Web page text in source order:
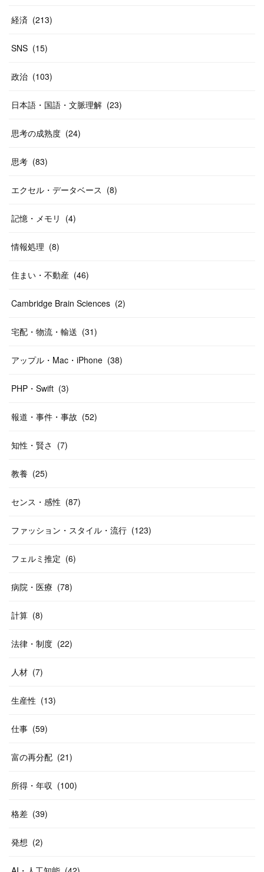
経済 (213)
SNS (15)
政治 (103)
日本語・国語・文脈理解 (23)
思考の成熟度 (24)
思考 (83)
エクセル・データベース (8)
記憶・メモリ (4)
情報処理 (8)
住まい・不動産 (46)
Cambridge Brain Sciences (2)
宅配・物流・輸送 (31)
アップル・Mac・iPhone (38)
PHP・Swift (3)
報道・事件・事故 (52)
知性・賢さ (7)
教養 (25)
センス・感性 (87)
ファッション・スタイル・流行 (123)
フェルミ推定 (6)
病院・医療 (78)
計算 (8)
法律・制度 (22)
人材 (7)
生産性 (13)
仕事 (59)
富の再分配 (21)
所得・年収 (100)
格差 (39)
発想 (2)